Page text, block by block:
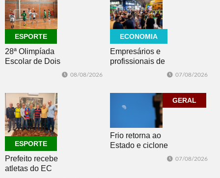
ESPORTE
28ª Olimpíada
Escolar de Dois
08/08/2026
ECONOMIA
Empresários e
profissionais de
07/08/2026
ESPORTE
Prefeito recebe
atletas do EC
GERAL
Frio retorna ao
Estado e ciclone
07/08/2026